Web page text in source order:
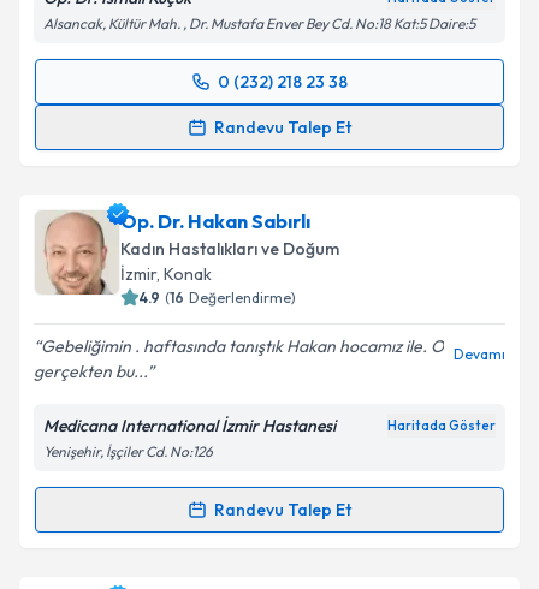
Metni'ni okudum ve kişisel verilerimin belirtilen
kapsamda işlenmesini kabul ediyorum.
Takvim Talebini Gönder
Alsancak, Kültür Mah. , Dr. Mustafa Enver Bey Cd. No:18 Kat:5 Daire:5
0 (232) 218 23 38
Randevu Talep Et
Randevu Takvimi Talebi
takvim hazırlandığında e-posta ile bilgilendireceğiz.
E-posta Adresiniz
'ni okudum ve kişisel verilerimin belirtilen
kapsamda işlenmesini kabul ediyorum.
Takvim Talebini Gönder
Op. Dr. Hakan Sabırlı
Kadın Hastalıkları ve Doğum
İzmir, Konak
4.9 (16 Değerlendirme)
Gebeliğimin . haftasında tanıştık Hakan hocamız ile. O
gerçekten bu...
Devamı
Medicana International İzmir Hastanesi Haritada Göster
Yenişehir, İşçiler Cd. No:126
Randevu Talep Et
Randevu Takvimi Talebi